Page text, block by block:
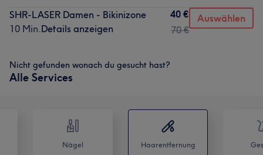
SHR-LASER Damen - Bikinizone
10 Min.Details anzeigen
40 €
70 €
Auswählen
Nicht gefunden wonach du gesucht hast?
Alle Services
Nägel Haarentfernung